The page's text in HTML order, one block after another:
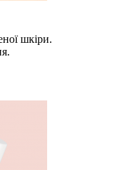
шкіри.